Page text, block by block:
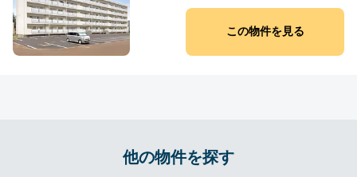
この物件を見る
他の物件を探す